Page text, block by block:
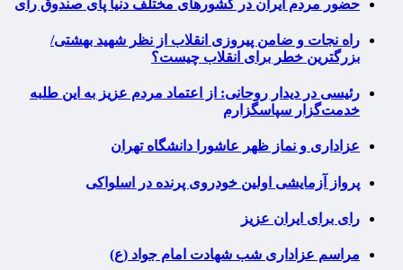
حضور مردم ایران در کشورهای مختلف دنیا پای صندوق رأی
راه نجات و ضامن پیروزی انقلاب از نظر شهید بهشتی/
بزرگترین خطر برای انقلاب چیست؟
رئیسی در دیدار روحانی: از اعتماد مردم عزیز به این طلبه
خدمت‌گزار سپاسگزارم
عزاداری و نماز ظهر عاشورا دانشگاه تهران
پرواز آزمایشی اولین خودروی پرنده در اسلواکی
رای برای ایران عزیز
مراسم عزاداری شب شهادت امام جواد (ع)